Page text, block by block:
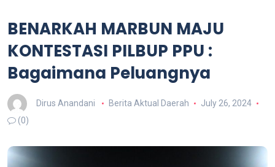
BENARKAH MARBUN MAJU
KONTESTASI PILBUP PPU :
Bagaimana Peluangnya
Dirus Anandani Berita Aktual Daerah
July 26, 2024
(0)